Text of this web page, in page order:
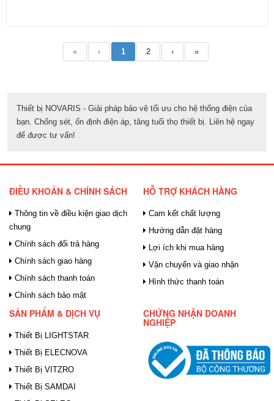
« ‹ 1 2 › »
Thiết bị NOVARIS - Giải pháp bảo vệ tối ưu cho hệ thống điện của
bạn. Chống sét, ổn định điện áp, tăng tuổi thọ thiết bị. Liên hệ ngay
để được tư vấn!
ĐIỀU KHOẢN & CHÍNH SÁCH
Thông tin về điều kiện giao dịch
chung
Chính sách đổi trả hàng
Chính sách giao hàng
Chính sách thanh toán
Chính sách bảo mật
HỖ TRỢ KHÁCH HÀNG
Cam kết chất lượng
Hướng dẫn đặt hàng
Lợi ích khi mua hàng
Vận chuyển và giao nhận
Hình thức thanh toán
SẢN PHẨM & DỊCH VỤ
Thiết Bị LIGHTSTAR
Thiết Bị ELECNOVA
Thiết Bị VITZRO
Thiết Bị SAMDAI
CHỨNG NHẬN DOANH
NGHIỆP